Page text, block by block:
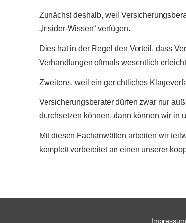
Zunächst deshalb, weil
„Insider-Wissen“ verfügen.
Dies hat in der Regel den Vorteil, dass
Verhandlungen oftmals wesentlich
Zweitens, weil ein gerichtliches
Versicherungsberater dürfen zwar nur
durchsetzen können, dann können wir in
Mit diesen Fachanwälten arbeiten wir
komplett vorbereitet an einen unserer
Impressum